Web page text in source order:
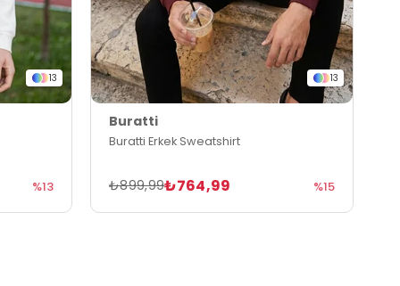
13
%13
13
Buratti
Buratti Erkek Sweatshirt
₺764,99
₺899,99 %15